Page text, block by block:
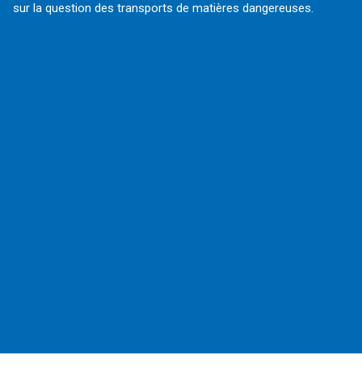
sur la question des transports de matières dangereuses.